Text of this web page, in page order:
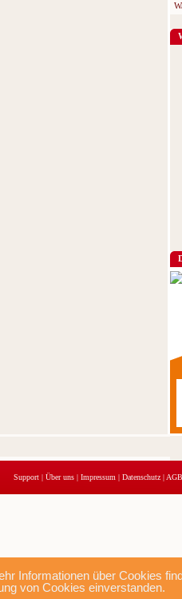
Informationen über Cookies
von Cookies einverstanden.
Support | Über uns | Impressum | Datenschutz | AGB